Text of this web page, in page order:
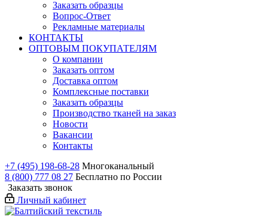
Заказать образцы
Вопрос-Ответ
Рекламные материалы
КОНТАКТЫ
ОПТОВЫМ ПОКУПАТЕЛЯМ
О компании
Заказать оптом
Доставка оптом
Комплексные поставки
Заказать образцы
Производство тканей на заказ
Новости
Вакансии
Контакты
+7 (495) 198-68-28 Многоканальный
8 (800) 777 08 27 Бесплатно по России
Заказать звонок
Личный кабинет